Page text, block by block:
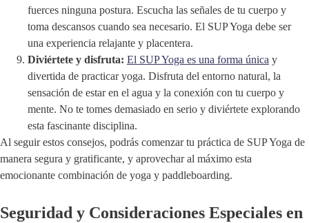
fuerces ninguna postura. Escucha las señales de tu cuerpo y
toma descansos cuando sea necesario. El SUP Yoga debe ser
una experiencia relajante y placentera.
Diviértete y disfruta: El SUP Yoga es una forma única y
divertida de practicar yoga. Disfruta del entorno natural, la
sensación de estar en el agua y la conexión con tu cuerpo y
mente. No te tomes demasiado en serio y diviértete explorando
esta fascinante disciplina.
Al seguir estos consejos, podrás comenzar tu práctica de SUP Yoga de
manera segura y gratificante, y aprovechar al máximo esta
emocionante combinación de yoga y paddleboarding.
Seguridad y Consideraciones Especiales en